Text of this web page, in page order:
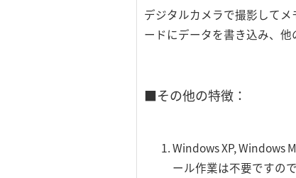
デジタルカメラで撮影して
ードにデータを書き込み、他
■その他の特徴：
Windows XP, Windows
ール作業は不要ですの